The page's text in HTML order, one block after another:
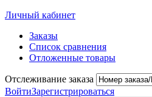
Личный кабинет
Заказы
Список сравнения
Отложенные товары
Отслеживание заказа
ВойтиЗарегистрироваться